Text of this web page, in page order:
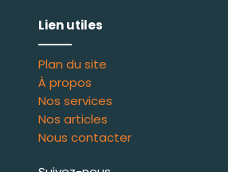
Lien utiles
Plan du site
À propos
Nos services
Nos articles
Nous contacter